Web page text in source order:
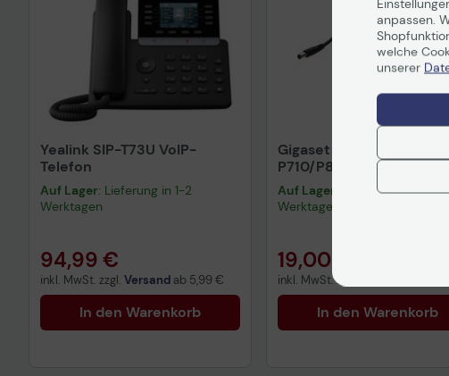
Yealink SIP-T73U VoIP-
Telefon
Auf Lager: Lieferung in 1-2
Werktagen
94,99 €
inkl. MwSt. zzgl. Versand ab 5,99 €
In den Warenkorb
Gigaset Netzteil für
P710/P810/P810B/
Auf Lager
: Lieferung in 1-2
Werktagen
19,00 €
inkl. MwSt. zzgl.
In den Warenkorb
anpassen.
welche
unserer